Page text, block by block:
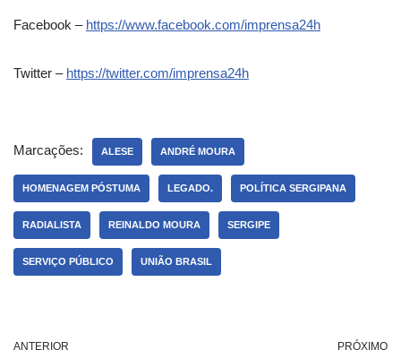
Facebook – https://www.facebook.com/imprensa24h
Twitter – https://twitter.com/imprensa24h
Marcações: ALESE ANDRÉ MOURA
HOMENAGEM PÓSTUMA LEGADO. POLÍTICA SERGIPANA
RADIALISTA REINALDO MOURA SERGIPE
SERVIÇO PÚBLICO UNIÃO BRASIL
ANTERIOR PRÓXIMO